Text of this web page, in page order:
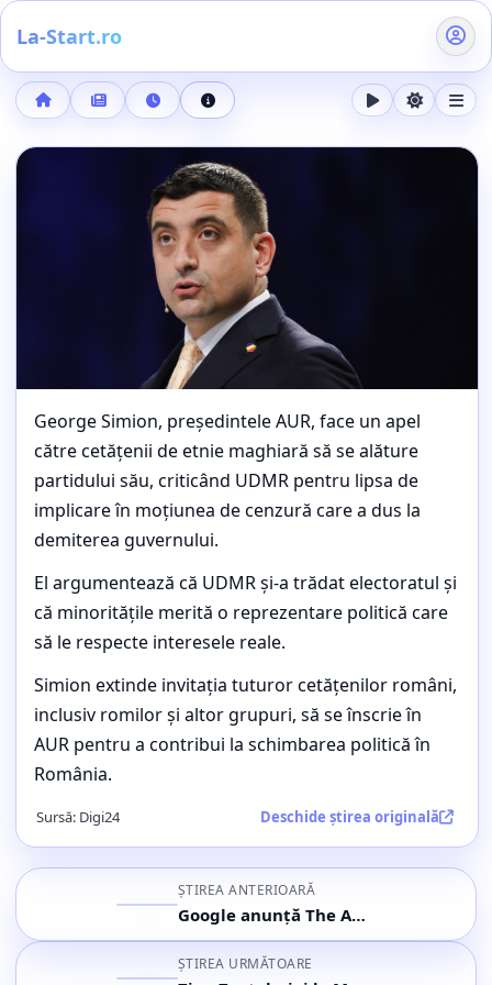
La-Start.ro
Acasă Buletin de știri5 mai 2026, ora 22:27
Detalii știre
Google anunță The Android Show | I/O Edition pentru 12
POLITICĂ
George Simion face apel la etnicii
maghiari să se înscrie în AUR:
„UDMR are o problemă de
legitimitate”
mai 2026, ora 22:27)
George Simion, președintele AUR, face un apel
către cetățenii de etnie maghiară să se alăture
partidului său, criticând UDMR pentru lipsa de
implicare în moțiunea de cenzură care a dus la
demiterea guvernului.
El argumentează că UDMR și-a trădat electoratul și
că minoritățile merită o reprezentare politică care
să le respecte interesele reale.
Simion extinde invitația tuturor cetățenilor români,
inclusiv romilor și altor grupuri, să se înscrie în
AUR pentru a contribui la schimbarea politică în
România.
Sursă: Digi24 Deschide știrea originală
ȘTIREA ANTERIOARĂ
Google anunță The Android Show | I/O Edition pentru 12 mai 2026 cu lansări majore Android și AI
ȘTIREA URMĂTOARE